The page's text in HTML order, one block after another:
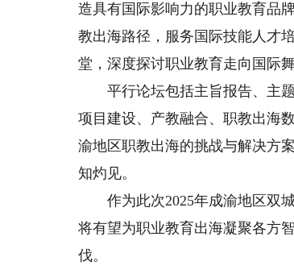
造具有国际影响力的职业教育品
教出海路径，服务国际技能人才
堂，深度探讨职业教育走向国际
平行论坛包括主旨报告、主题
项目建设、产教融合、职教出海
渝地区职教出海的挑战与解决方
知灼见。
作为此次2025年成渝地区双城
将有望为职业教育出海凝聚各方
伐。